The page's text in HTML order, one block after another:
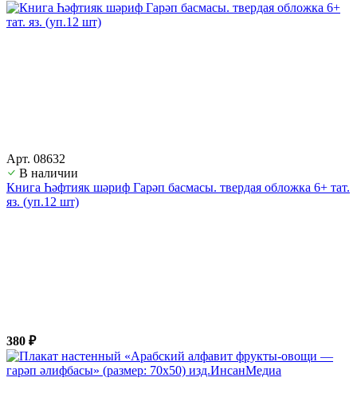
Арт. 08632
В наличии
Книга Һәфтияк шәриф Гарәп басмасы. твердая обложка 6+ тат.
яз. (уп.12 шт)
380 ₽